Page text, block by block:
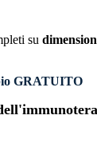
su
GRATUITO